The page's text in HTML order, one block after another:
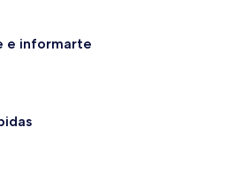
e informarte